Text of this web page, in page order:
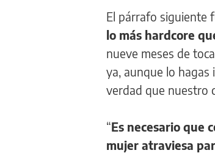
El párrafo siguiente
lo más hardcore
nueve meses de
ya, aunque lo
verdad que nuestro
“Es necesario que
mujer atraviesa